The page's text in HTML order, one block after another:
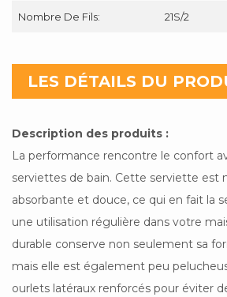
Nombre De Fils: 21S/2
LES DÉTAILS DU
Description des produits :
La performance rencontre le confort
serviettes de bain. Cette serviette est
absorbante et douce, ce qui en fait la
une utilisation régulière dans votre
durable conserve non seulement sa
mais elle est également peu
ourlets latéraux renforcés pour éviter